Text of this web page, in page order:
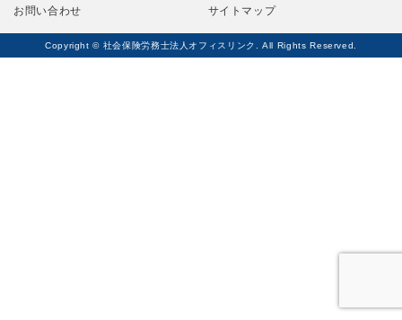
お問い合わせ
サイトマップ
Copyright © 社会保険労務士法人オフィスリンク. All Rights Reserved.